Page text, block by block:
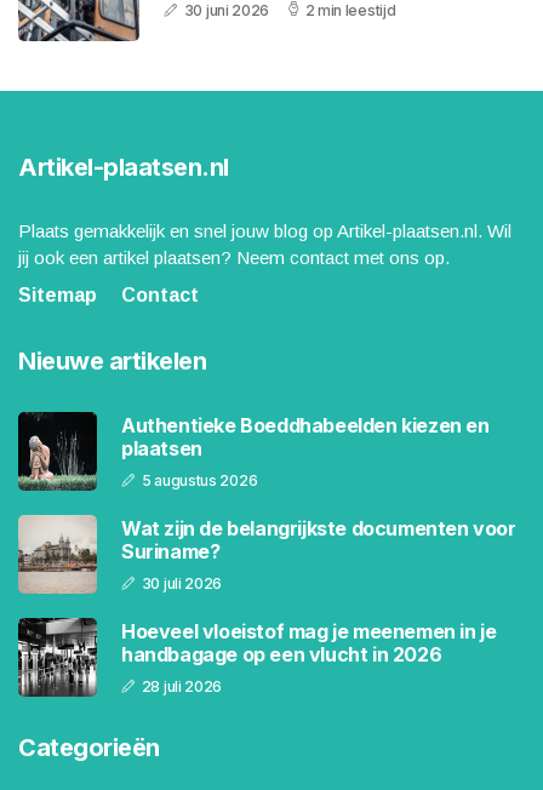
30 juni 2026 2 min leestijd
Artikel-plaatsen.nl
Plaats gemakkelijk en snel jouw blog op Artikel-plaatsen.nl. Wil
jij ook een artikel plaatsen? Neem contact met ons op.
Sitemap
Contact
Nieuwe artikelen
Authentieke Boeddhabeelden kiezen en
plaatsen
5 augustus 2026
Wat zijn de belangrijkste documenten voor
Suriname?
30 juli 2026
Hoeveel vloeistof mag je meenemen in je
handbagage op een vlucht in 2026
28 juli 2026
Categorieën